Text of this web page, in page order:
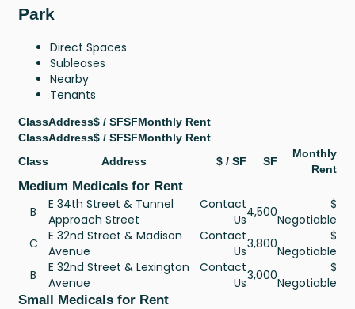
Park
Direct Spaces
Subleases
Nearby
Tenants
ClassAddress$ / SFSFMonthly Rent
ClassAddress$ / SFSFMonthly Rent
Class
Address $ / SF SF
Monthly
Rent
Medium Medicals for Rent
B
E 34th Street & Tunnel
Approach Street
Contact
Us4,500
$
Negotiable
C
E 32nd Street & Madison
Avenue
Contact
Us3,800
$
Negotiable
B
E 32nd Street & Lexington
Avenue
Contact
Us3,000
$
Negotiable
Small Medicals for Rent